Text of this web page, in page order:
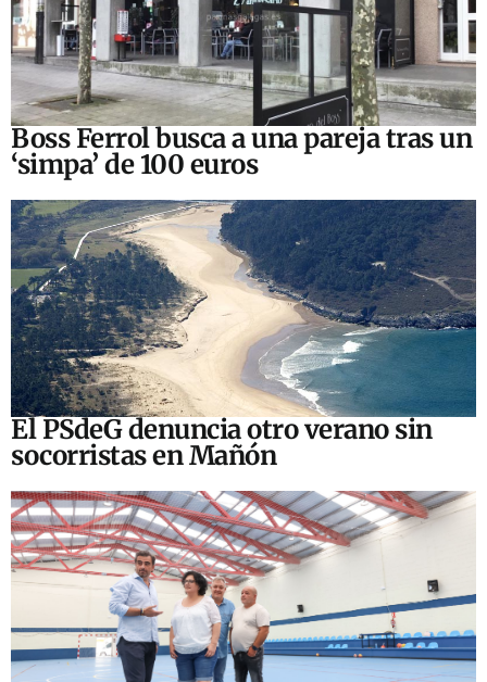
Boss Ferrol busca a una pareja tras un
‘simpa’ de 100 euros
El PSdeG denuncia otro verano sin
socorristas en Mañón